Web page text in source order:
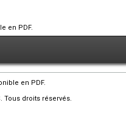
en PDF.
en PDF.
Tous droits réservés.